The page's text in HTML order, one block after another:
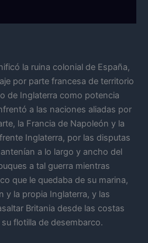
la ruina colonial de España,
por parte francesa de territorio
de Inglaterra como potencia
a las naciones aliadas por
la Francia de Napoleón y la
Inglaterra, por las disputas
a lo largo y ancho del
a tal guerra mientras
que le quedaba de su marina,
y la propia Inglaterra, y las
Britania desde las costas
flotilla de desembarco.